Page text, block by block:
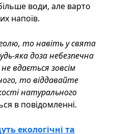
води, але варто
напоїв.
то навіть у свята
яка доза небезпечна
вдається зовсім
то віддавайте
натурального
в повідомленні.
екологічні та